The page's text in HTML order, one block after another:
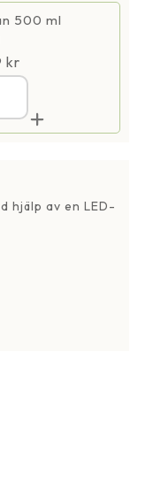
500 ml
kr
hjälp av en LED-